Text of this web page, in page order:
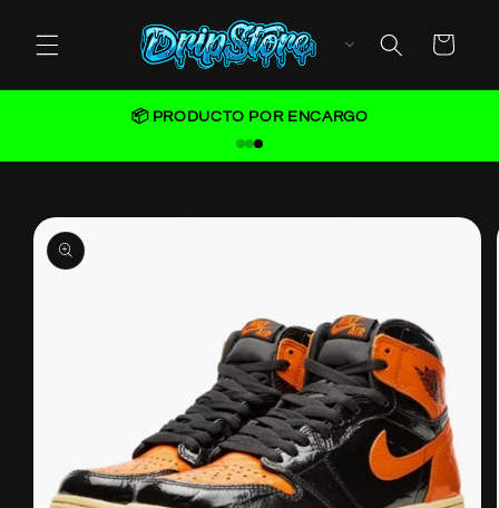
content
Cart
📦 PRODUCTO POR ENCARGO
Skip to
product
information